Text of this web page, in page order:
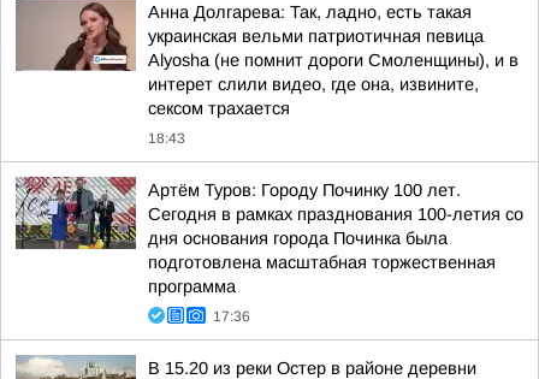
Анна Долгарева: Так, ладно, есть такая
украинская вельми патриотичная певица
Alyosha (не помнит дороги Смоленщины), и в
интерет слили видео, где она, извините,
сексом трахается
18:43
Артём Туров: Городу Починку 100 лет.
Сегодня в рамках празднования 100-летия со
дня основания города Починка была
подготовлена масштабная торжественная
программа
17:36
В 15.20 из реки Остер в районе деревни